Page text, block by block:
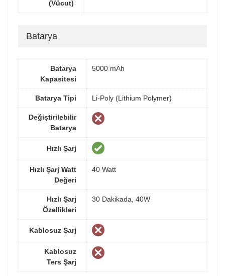
(Vücut)
Batarya
Batarya
Kapasitesi
5000 mAh
Batarya Tipi Li-Poly (Lithium Polymer)
Değiştirilebilir
Batarya
Hızlı Şarj
Hızlı Şarj Watt
Değeri
40 Watt
Hızlı Şarj
Özellikleri
30 Dakikada, 40W
Kablosuz Şarj
Kablosuz
Ters Şarj